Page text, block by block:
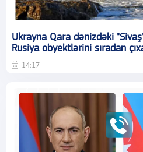
Ukrayna Qara dənizdəki
Rusiya obyektlərini sıradan
14:17